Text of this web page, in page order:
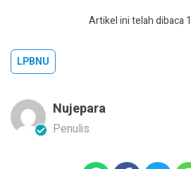
Artikel ini telah dibaca
LPBNU
Nujepara
Penulis